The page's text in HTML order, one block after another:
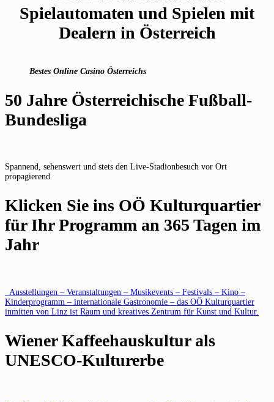
Spielautomaten und Spielen mit
Dealern in Österreich
Bestes Online Casino Österreichs
50 Jahre Österreichische Fußball-
Bundesliga
Spannend, sehenswert und stets den Live-Stadionbesuch vor Ort
propagierend
Klicken Sie ins OÖ Kulturquartier
für Ihr Programm an 365 Tagen im
Jahr
Ausstellungen – Veranstaltungen – Musikevents – Festivals – Kino –
Kinderprogramm – internationale Gastronomie – das OÖ Kulturquartier
inmitten von Linz ist Raum und kreatives Zentrum für Kunst und Kultur.
Wiener Kaffeehauskultur als
UNESCO-Kulturerbe